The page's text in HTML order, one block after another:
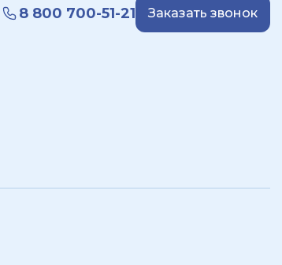
8 800 700-51-21 Заказать звонок